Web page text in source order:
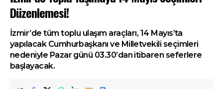
Düzenlemesi!
İzmir’de tüm toplu ulaşım araçları, 14 Mayıs’ta
yapılacak Cumhurbaşkanı ve Milletvekili seçimleri
nedeniyle Pazar günü 03.30’dan itibaren seferlere
başlayacak.